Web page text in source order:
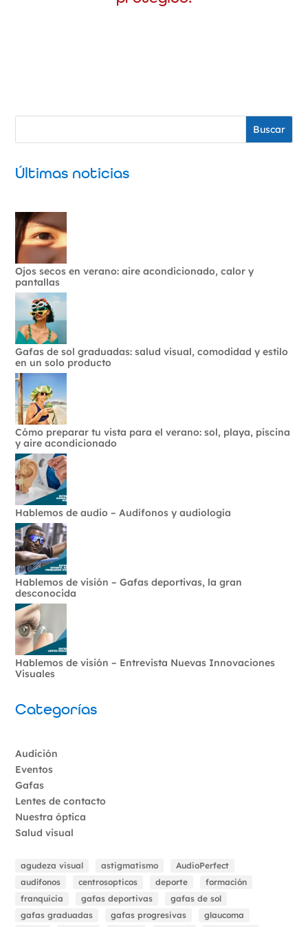
Buscar
Últimas noticias
Ojos secos en verano: aire acondicionado, calor y
pantallas
Gafas de sol graduadas: salud visual, comodidad y estilo
en un solo producto
Cómo preparar tu vista para el verano: sol, playa, piscina
y aire acondicionado
Hablemos de audio – Audífonos y audiología
Hablemos de visión – Gafas deportivas, la gran
desconocida
Hablemos de visión – Entrevista Nuevas Innovaciones
Visuales
Categorías
Audición
Eventos
Gafas
Lentes de contacto
Nuestra óptica
Salud visual
agudeza visual astigmatismo
AudioPerfect
audífonos
centrosopticos deporte
formación
franquicia
gafas deportivas
gafas de sol
gafas graduadas
gafas progresivas
glaucoma